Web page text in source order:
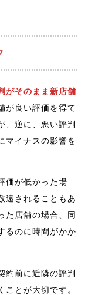
がそのまま新店舗
が良い評価を得て
、逆に、悪い評判
マイナスの影響を
価が低かった場
遠されることもあ
た店舗の場合、同
るのに時間がかか
約前に近隣の評判
とが大切です。